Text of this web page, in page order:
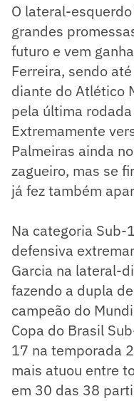
O lateral-
grandes
futuro e vem
Ferreira, sendo
diante do Atlético
pela última
Extremamente
Palmeiras ainda
zagueiro, mas se
já fez também
Na categoria Sub-
defensiva
Garcia na lateral-
fazendo a dupla
campeão do
Copa do Brasil
17 na temporada
mais atuou entre
em 30 das 38